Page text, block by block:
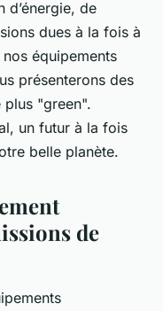
d’énergie, de
dues à la fois à
équipements
présenterons des
plus "green".
un futur à la fois
belle planète.
de